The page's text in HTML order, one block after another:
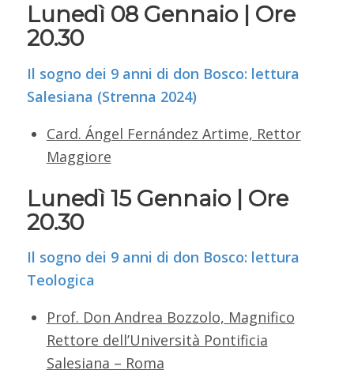
Lunedì 08 Gennaio | Ore
20.30
Il sogno dei 9 anni di don Bosco: lettura
Salesiana (Strenna 2024)
Card. Ángel Fernández Artime, Rettor
Maggiore
Lunedì 15 Gennaio | Ore
20.30
Il sogno dei 9 anni di don Bosco: lettura
Teologica
Prof. Don Andrea Bozzolo, Magnifico
Rettore dell’Università Pontificia
Salesiana – Roma